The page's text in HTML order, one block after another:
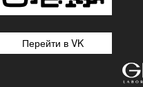
Перейти в VK